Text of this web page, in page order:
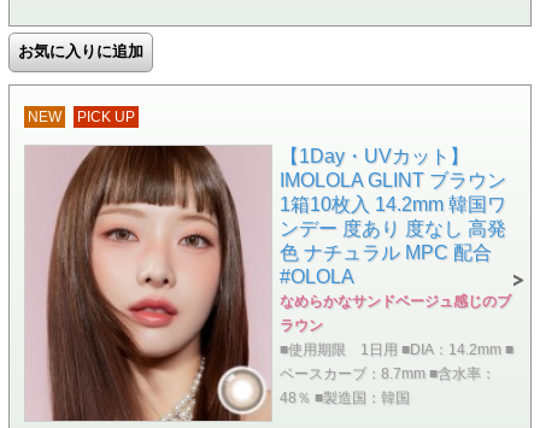
NEW PICK UP
【1Day・UVカット】
IMOLOLA GLINT ブラウン
1箱10枚入 14.2mm 韓国ワ
ンデー 度あり 度なし 高発
色 ナチュラル MPC 配合
#OLOLA
なめらかなサンドベージュ感じのブ
ラウン
■使用期限 1日用 ■DIA：14.2mm ■
ベースカーブ：8.7mm ■含水率：
48％ ■製造国：韓国